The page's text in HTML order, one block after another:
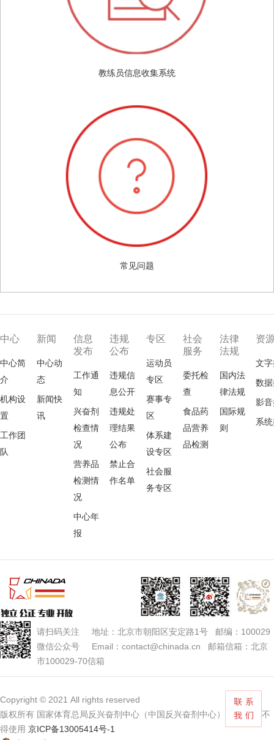
教练员信息收集系统
常见问题
中心
中心简
介
机构设
置
工作团
队
新闻
中心动
态
新闻快
讯
信息
发布
工作通
知
兴奋剂
检查情
况
营养品
检测情
况
中心年
报
违规
公布
违规信
息公开
违规处
理结果
公布
禁止合
作名单
专区
运动员
专区
赛事专
区
体系建
设专区
社会服
务专区
社会
服务
委托检
查
食品药
品营养
品检测
法律
法规
国内法
律法规
国际规
则
资
文
数
影
系
请扫码关注 地址：北京市朝阳区安定路1号 邮编：100029
微信公众号 Email：contact@chinada.cn 邮箱信箱：北京
市100029-70信箱
Copyright © 2021 All rights reserved
版权所有 国家体育总局反兴奋剂中心（中国反兴奋剂中心） 未经授权不
得使用 京ICP备13005414号-1